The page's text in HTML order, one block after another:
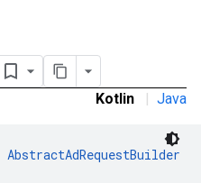
Kotlin | Java
AbstractAdRequestBuilder